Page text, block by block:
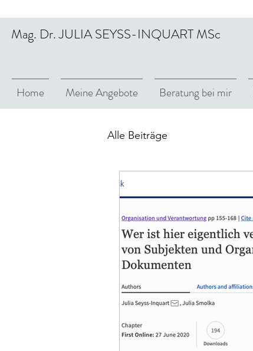
Mag. Dr. JULIA SEYSS-INQUART MSc
Home Meine Angebote Beratung bei mir
Alle Beiträge